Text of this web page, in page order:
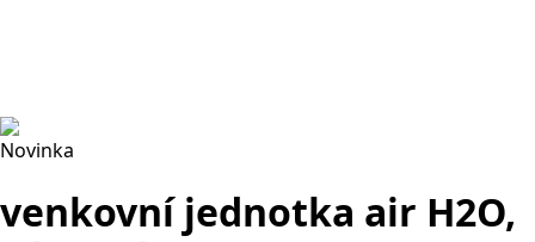
Novinka
venkovní jednotka air H2O,